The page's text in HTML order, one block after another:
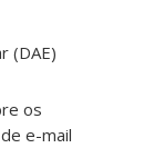
(DAE)
os
e-mail